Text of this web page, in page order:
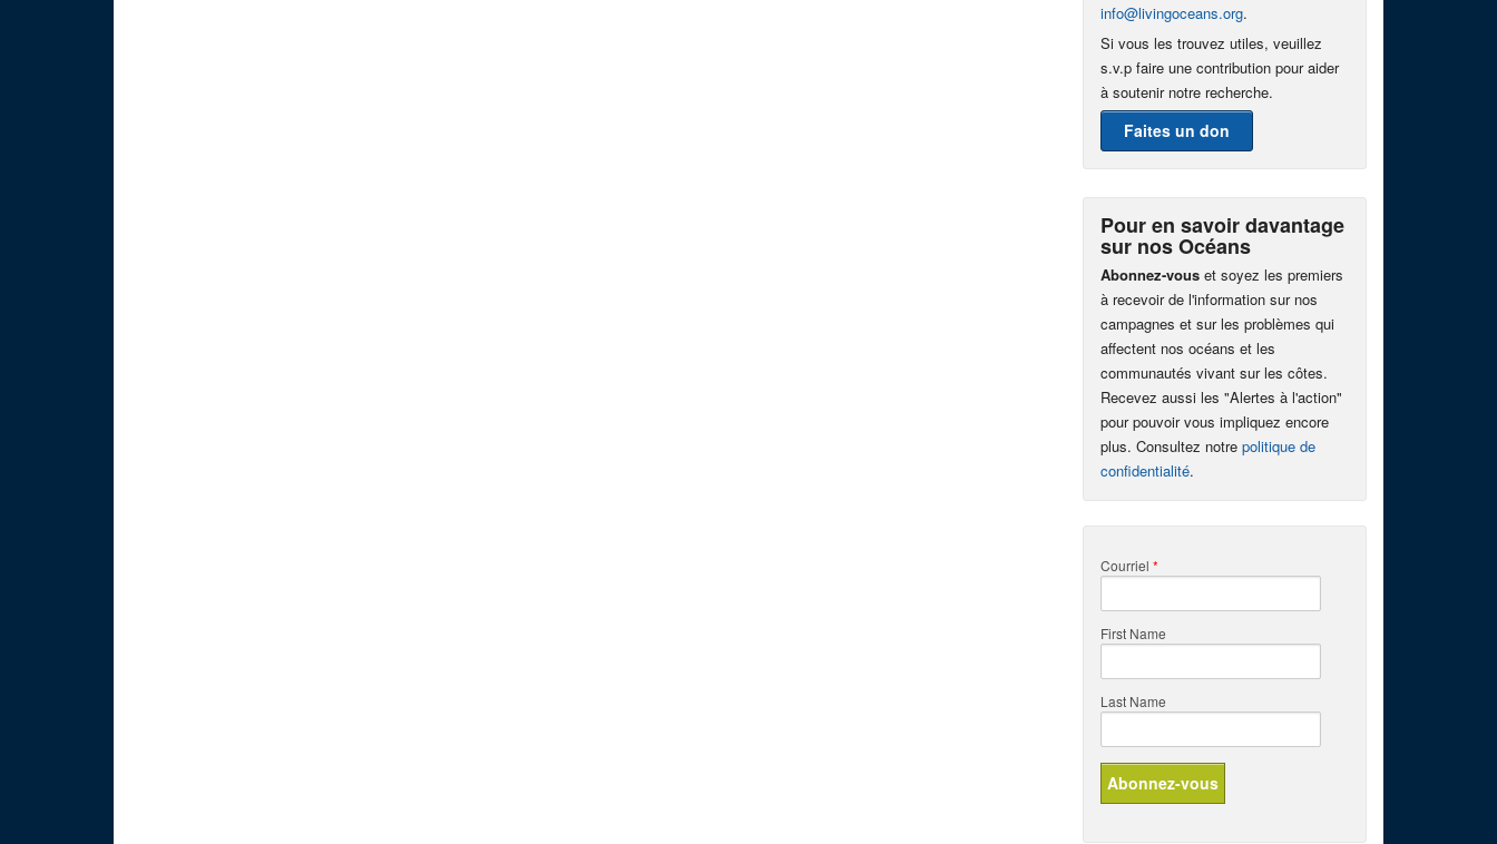
info@livingoceans.org.
Si vous les trouvez utiles, veuillez
s.v.p faire une contribution pour aider
à soutenir notre recherche.
Faites un don
Pour en savoir davantage
sur nos Océans
Abonnez-vous et soyez les premiers
à recevoir de l'information sur nos
campagnes et sur les problèmes qui
affectent nos océans et les
communautés vivant sur les côtes.
Recevez aussi les "Alertes à l'action"
pour pouvoir vous impliquez encore
plus. Consultez notre politique de
confidentialité.
Courriel *
First Name
Last Name